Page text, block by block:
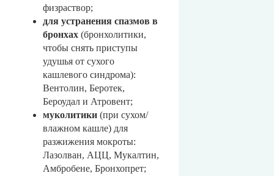
физраствор;
для устранения спазмов в
бронхах (бронхолитики,
чтобы снять приступы
удушья от сухого
кашлевого синдрома):
Вентолин, Беротек,
Бероудал и Атровент;
муколитики (при сухом/
влажном кашле) для
разжижения мокроты:
Лазолван, АЦЦ, Мукалтин,
Амбробене, Бронхопрет;